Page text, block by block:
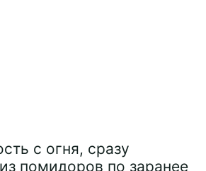
с огня, сразу
помидоров по заранее